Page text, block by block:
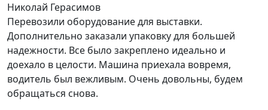
Николай Герасимов
Перевозили оборудование для выставки.
Дополнительно заказали упаковку для большей
надежности. Все было закреплено идеально и
доехало в целости. Машина приехала вовремя,
водитель был вежливым. Очень довольны, будем
обращаться снова.